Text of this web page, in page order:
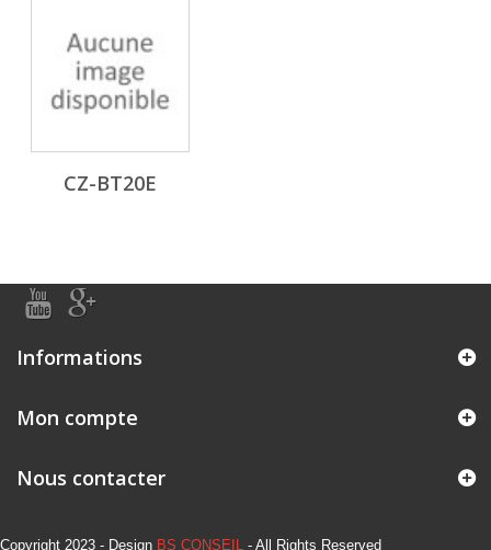
CZ-BT20E
Informations
Mon compte
Nous contacter
Copyright 2023 - Design BS CONSEIL - All Rights Reserved